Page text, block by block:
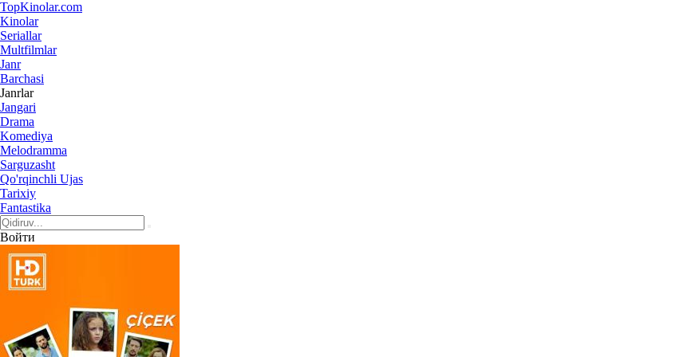
TopKinolar.com
Kinolar
Seriallar
Multfilmlar
Janr
Barchasi
Janrlar
Jangari
Drama
Komediya
Melodramma
Sarguzasht
Qo'rqinchli Ujas
Tarixiy
Fantastika
Войти